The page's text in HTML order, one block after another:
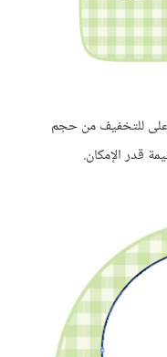
للتخفيف من حجم
قدر الإمكان.